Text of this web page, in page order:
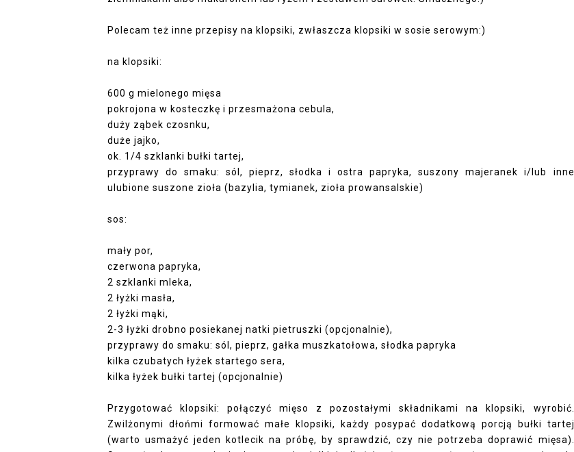
Polecam też inne przepisy na klopsiki, zwłaszcza klopsiki w sosie serowym:)
na klopsiki:
600 g mielonego mięsa
pokrojona w kosteczkę i przesmażona cebula,
duży ząbek czosnku,
duże jajko,
ok. 1/4 szklanki bułki tartej,
przyprawy do smaku: sól, pieprz, słodka i ostra papryka, suszony majeranek i/lub inne
ulubione suszone zioła (bazylia, tymianek, zioła prowansalskie)
sos:
mały por,
czerwona papryka,
2 szklanki mleka,
2 łyżki masła,
2 łyżki mąki,
2-3 łyżki drobno posiekanej natki pietruszki (opcjonalnie),
przyprawy do smaku: sól, pieprz, gałka muszkatołowa, słodka papryka
kilka czubatych łyżek startego sera,
kilka łyżek bułki tartej (opcjonalnie)
Przygotować klopsiki: połączyć mięso z pozostałymi składnikami na klopsiki, wyrobić.
Zwilżonymi dłońmi formować małe klopsiki, każdy posypać dodatkową porcją bułki tartej
(warto usmażyć jeden kotlecik na próbę, by sprawdzić, czy nie potrzeba doprawić mięsa).